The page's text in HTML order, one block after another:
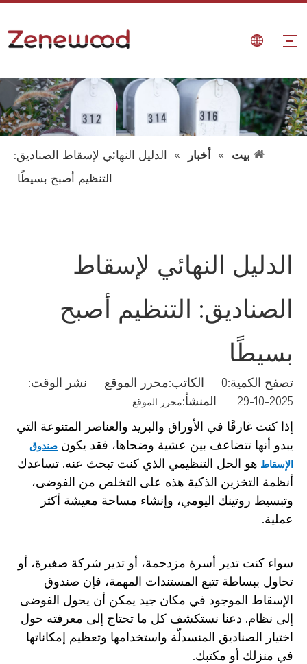
بيت » أخبار » الدليل النهائي لإسقاط الصناديق:
التنظيم أصبح بسيطًا
الدليل النهائي لإسقاط
الصناديق: التنظيم أصبح
بسيطًا
تصفح الكمية:0 الكاتب:محرر الموقع نشر الوقت:
2025-10-29 المنشأ:
محرر الموقع
إذا كنت غارقًا في الأوراق والبريد والعناصر المتنوعة التي
يبدو أنها تتضاعف بين عشية وضحاها، فقد يكون صندوق
الإسقاط هو الحل التنظيمي الذي كنت تبحث عنه. تساعدك
أنظمة التخزين الذكية هذه على التخلص من الفوضى،
وتبسيط روتينك اليومي، وإنشاء مساحة معيشة أكثر
عملية.
سواء كنت تدير أسرة مزدحمة، أو تدير شركة صغيرة، أو
تحاول ببساطة تتبع المستندات المهمة، فإن صندوق
الإسقاط الموجود في مكان جيد يمكن أن يحول الفوضى
إلى نظام. دعنا نستكشف كل ما تحتاج إلى معرفته حول
اختيار الصناديق المنسدلّة واستخدامها وتعظيم إمكاناتها
في منزلك أو مكتبك.